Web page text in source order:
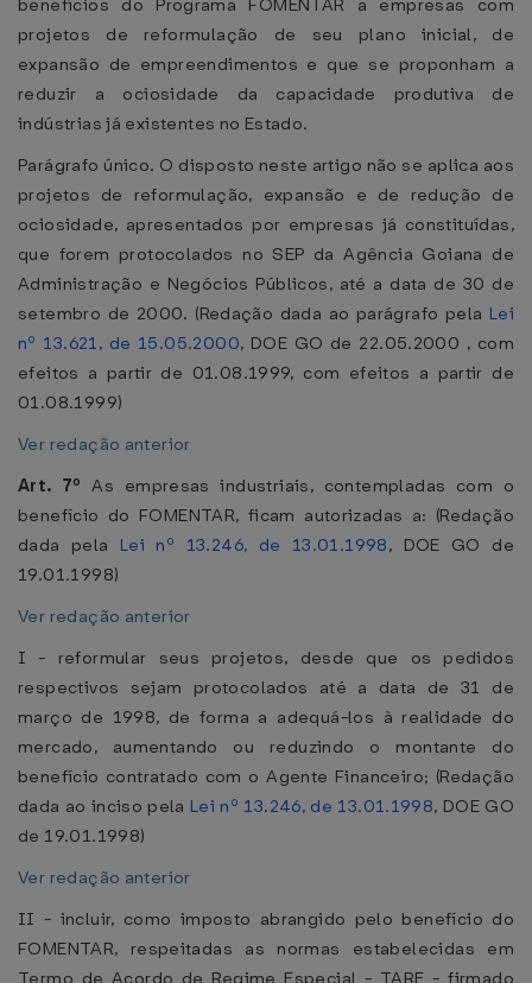
benefícios do Programa FOMENTAR a empresas com
projetos de reformulação de seu plano inicial, de
expansão de empreendimentos e que se proponham a
reduzir a ociosidade da capacidade produtiva de
indústrias já existentes no Estado.
Parágrafo único. O disposto neste artigo não se aplica aos
projetos de reformulação, expansão e de redução de
ociosidade, apresentados por empresas já constituídas,
que forem protocolados no SEP da Agência Goiana de
Administração e Negócios Públicos, até a data de 30 de
setembro de 2000. (Redação dada ao parágrafo pela Lei
nº 13.621, de 15.05.2000, DOE GO de 22.05.2000 , com
efeitos a partir de 01.08.1999, com efeitos a partir de
01.08.1999)
Ver redação anterior
Art. 7º As empresas industriais, contempladas com o
benefício do FOMENTAR, ficam autorizadas a: (Redação
dada pela Lei nº 13.246, de 13.01.1998, DOE GO de
19.01.1998)
Ver redação anterior
I - reformular seus projetos, desde que os pedidos
respectivos sejam protocolados até a data de 31 de
março de 1998, de forma a adequá-los à realidade do
mercado, aumentando ou reduzindo o montante do
benefício contratado com o Agente Financeiro; (Redação
dada ao inciso pela Lei nº 13.246, de 13.01.1998, DOE GO
de 19.01.1998)
Ver redação anterior
II - incluir, como imposto abrangido pelo benefício do
FOMENTAR, respeitadas as normas estabelecidas em
Termo de Acordo de Regime Especial - TARE - firmado